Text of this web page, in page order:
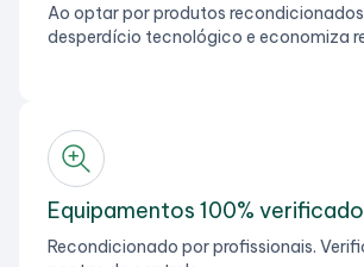
Ao optar por produtos
desperdício tecnológico e economiza
Equipamentos 100%
Recondicionado por profissionais.